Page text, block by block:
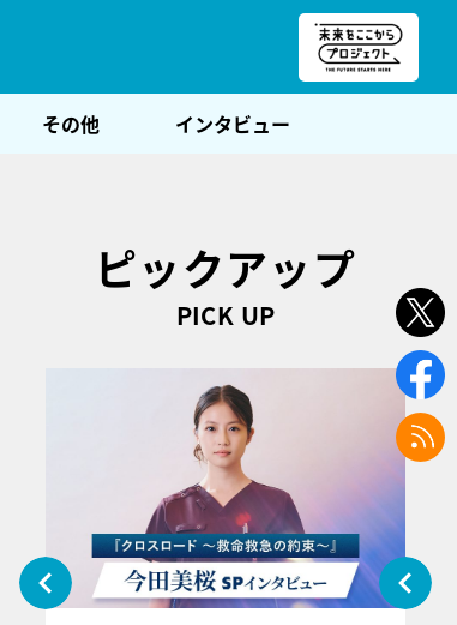
その他 インタビュー
ピックアップ
PICK UP